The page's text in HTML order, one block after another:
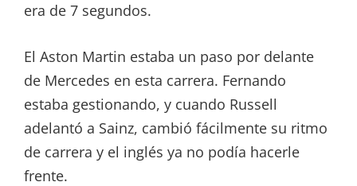
era de 7 segundos.
El Aston Martin estaba un paso por delante
de Mercedes en esta carrera. Fernando
estaba gestionando, y cuando Russell
adelantó a Sainz, cambió fácilmente su ritmo
de carrera y el inglés ya no podía hacerle
frente.